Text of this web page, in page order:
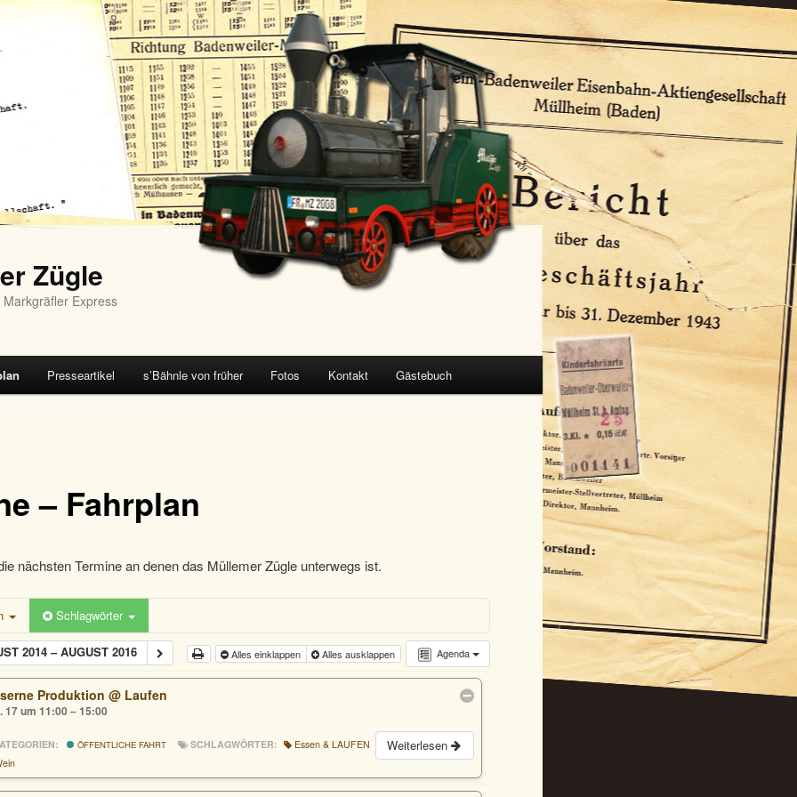
Zügle
Express
Presseartikel s’Bähnle von früher Fotos Kontakt Gästebuch
– Fahrplan
nächsten Termine an denen das Müllemer Zügle unterwegs ist.
Schlagwörter
Agenda
2014 – AUGUST 2016 Alles einklappen Alles ausklappen
Produktion @ Laufen
17 um 11:00 – 15:00
Weiterlesen
ÖFFENTLICHE FAHRT SCHLAGWÖRTER:
Essen & LAUFEN